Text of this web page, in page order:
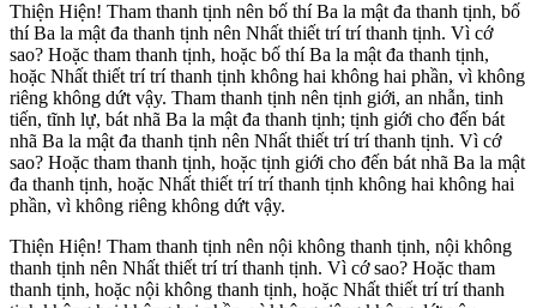
Thiện Hiện! Tham thanh tịnh nên bố thí Ba la mật đa thanh tịnh, bố
thí Ba la mật đa thanh tịnh nên Nhất thiết trí trí thanh tịnh. Vì cớ
sao? Hoặc tham thanh tịnh, hoặc bố thí Ba la mật đa thanh tịnh,
hoặc Nhất thiết trí trí thanh tịnh không hai không hai phần, vì không
riêng không dứt vậy. Tham thanh tịnh nên tịnh giới, an nhẫn, tinh
tiến, tĩnh lự, bát nhã Ba la mật đa thanh tịnh; tịnh giới cho đến bát
nhã Ba la mật đa thanh tịnh nên Nhất thiết trí trí thanh tịnh. Vì cớ
sao? Hoặc tham thanh tịnh, hoặc tịnh giới cho đến bát nhã Ba la mật
đa thanh tịnh, hoặc Nhất thiết trí trí thanh tịnh không hai không hai
phần, vì không riêng không dứt vậy.
Thiện Hiện! Tham thanh tịnh nên nội không thanh tịnh, nội không
thanh tịnh nên Nhất thiết trí trí thanh tịnh. Vì cớ sao? Hoặc tham
thanh tịnh, hoặc nội không thanh tịnh, hoặc Nhất thiết trí trí thanh